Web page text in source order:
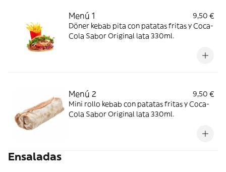
Menú 1
9,50 €
Döner kebab pita con patatas fritas y Coca-
Cola Sabor Original lata 330ml.
Menú 2
9,50 €
Mini rollo kebab con patatas fritas y Coca-
Cola Sabor Original lata 330ml.
Ensaladas